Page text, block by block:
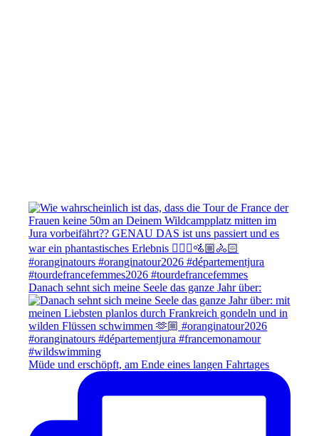
Danach sehnt sich meine Seele das ganze Jahr über:
Müde und erschöpft, am Ende eines langen Fahrtages